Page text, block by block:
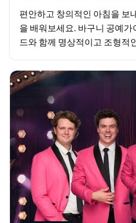
편안하고 창의적인 아침을 보
을 배워보세요. 바구니 공예
드와 함께 명상적이고 조형적